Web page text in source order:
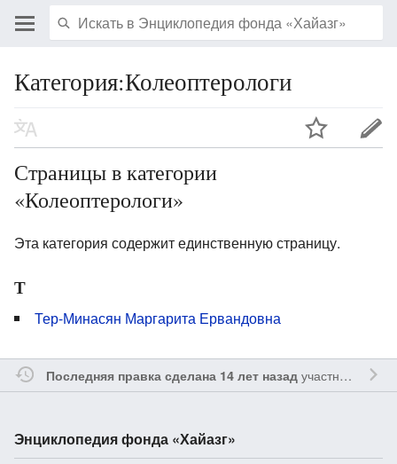
Категория:Колеоптерологи
Страницы в категории
«Колеоптерологи»
Эта категория содержит единственную страницу.
Т
Тер-Минасян Маргарита Ервандовна
Последняя правка сделана 14 лет назадучастником
Энциклопедия фонда «Хайазг»